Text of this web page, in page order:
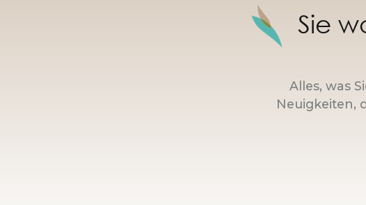
Sie
Alles, was
Neuigkeiten,